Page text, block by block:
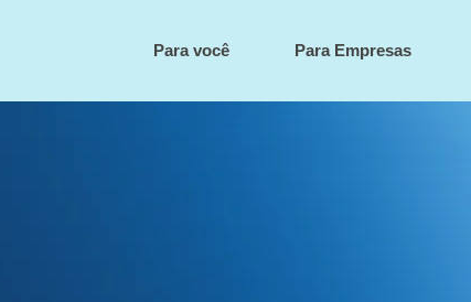
Para você Para Empresas